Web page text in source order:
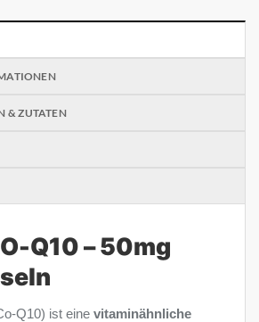
& ZUTATEN
Q10 – 50mg
Q10) ist eine vitaminähnliche